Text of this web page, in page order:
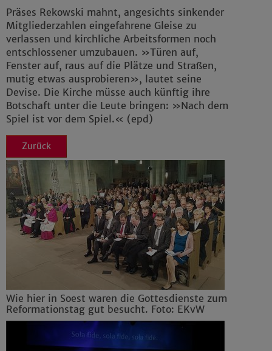
Präses Rekowski mahnt, angesichts sinkender
Mitgliederzahlen eingefahrene Gleise zu
verlassen und kirchliche Arbeitsformen noch
entschlossener umzubauen. »Türen auf,
Fenster auf, raus auf die Plätze und Straßen,
mutig etwas ausprobieren», lautet seine
Devise. Die Kirche müsse auch künftig ihre
Botschaft unter die Leute bringen: »Nach dem
Spiel ist vor dem Spiel.« (epd)
Zurück
Wie hier in Soest waren die Gottesdienste zum
Reformationstag gut besucht. Foto: EKvW